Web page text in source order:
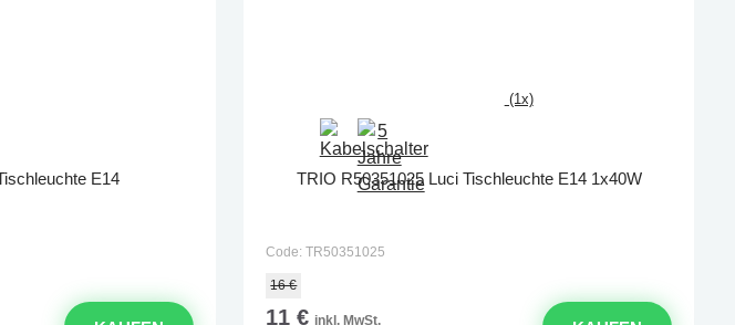
E14
(1x)
TRIO R50351025 Luci Tischleuchte E14 1x40W
Code: TR50351025
16 €
11 € inkl. MwSt.